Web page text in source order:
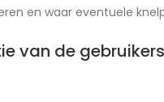
en waar eventuele
van de